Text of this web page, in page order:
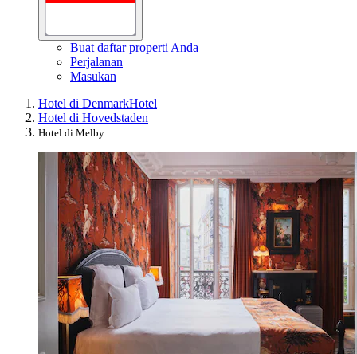
Buat daftar properti Anda
Perjalanan
Masukan
Hotel di DenmarkHotel
Hotel di Hovedstaden
Hotel di Melby